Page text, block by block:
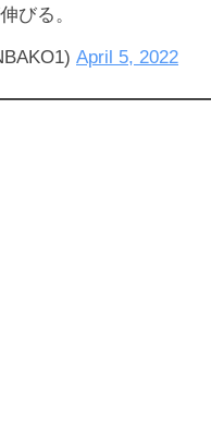
びる。
April 5, 2022